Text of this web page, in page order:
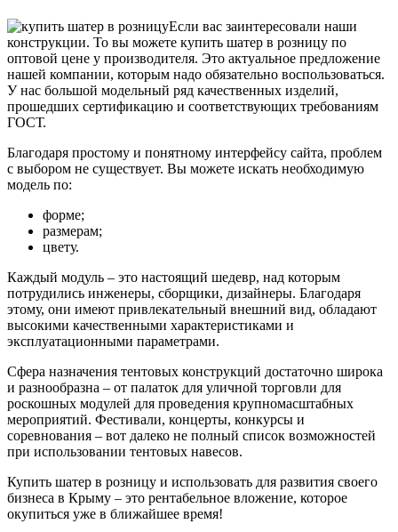
Если вас заинтересовали наши
конструкции. То вы можете купить шатер в розницу по
оптовой цене у производителя. Это актуальное предложение
нашей компании, которым надо обязательно воспользоваться.
У нас большой модельный ряд качественных изделий,
прошедших сертификацию и соответствующих требованиям
ГОСТ.
Благодаря простому и понятному интерфейсу сайта, проблем
с выбором не существует. Вы можете искать необходимую
модель по:
форме;
размерам;
цвету.
Каждый модуль – это настоящий шедевр, над которым
потрудились инженеры, сборщики, дизайнеры. Благодаря
этому, они имеют привлекательный внешний вид, обладают
высокими качественными характеристиками и
эксплуатационными параметрами.
Сфера назначения тентовых конструкций достаточно широка
и разнообразна – от палаток для уличной торговли для
роскошных модулей для проведения крупномасштабных
мероприятий. Фестивали, концерты, конкурсы и
соревнования – вот далеко не полный список возможностей
при использовании тентовых навесов.
Купить шатер в розницу и использовать для развития своего
бизнеса в Крыму – это рентабельное вложение, которое
окупиться уже в ближайшее время!